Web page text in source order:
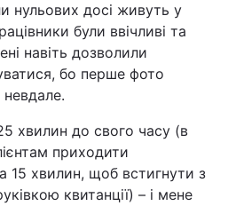
нульових досі живуть у
були ввічливі та
навіть дозволили
бо перше фото
хвилин до свого часу (в
приходити
15 хвилин, щоб встигнути з
квитанції) – і мене